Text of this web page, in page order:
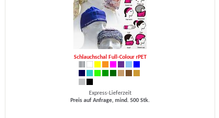
Schlauchschal Full-Colour rPET
Express-Lieferzeit
Preis auf Anfrage, mind. 500 Stk.